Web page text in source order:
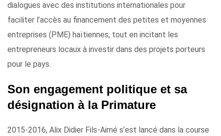
dialogues avec des institutions internationales pour
faciliter l’accès au financement des petites et moyennes
entreprises (PME) haïtiennes, tout en incitant les
entrepreneurs locaux à investir dans des projets porteurs
pour le pays.
Son engagement politique et sa
désignation à la Primature
2015-2016, Alix Didier Fils-Aimé s’est lancé dans la course